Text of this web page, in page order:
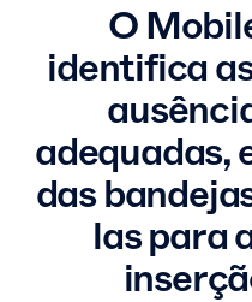
O
identifica
adequadas,
das
las para